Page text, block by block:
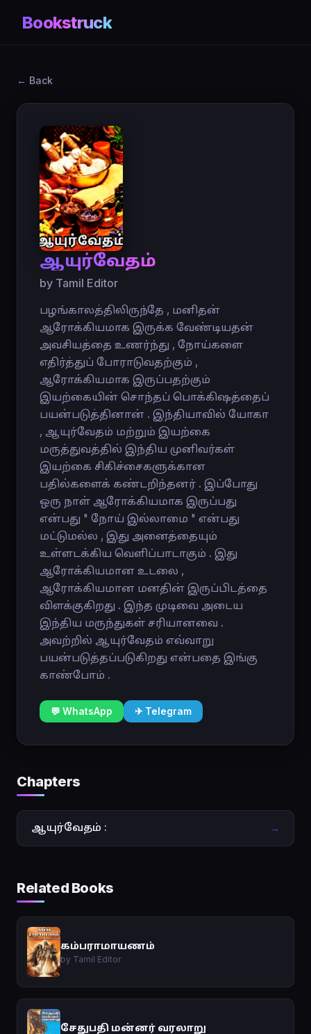
Bookstruck
← Back
ஆயுர்வேதம்
by Tamil Editor
பழங்காலத்திலிருந்தே , மனிதன்
ஆரோக்கியமாக இருக்க வேண்டியதன்
அவசியத்தை உணர்ந்து , நோய்களை
எதிர்த்துப் போராடுவதற்கும் ,
ஆரோக்கியமாக இருப்பதற்கும்
இயற்கையின் சொந்தப் பொக்கிஷத்தைப்
பயன்படுத்தினான் . இந்தியாவில் யோகா
, ஆயுர்வேதம் மற்றும் இயற்கை
மருத்துவத்தில் இந்திய முனிவர்கள்
இயற்கை சிகிச்சைகளுக்கான
பதில்களைக் கண்டறிந்தனர் . இப்போது
ஒரு நாள் ஆரோக்கியமாக இருப்பது
என்பது " நோய் இல்லாமை " என்பது
மட்டுமல்ல , இது அனைத்தையும்
உள்ளடக்கிய வெளிப்பாடாகும் . இது
ஆரோக்கியமான உடலை ,
ஆரோக்கியமான மனதின் இருப்பிடத்தை
விளக்குகிறது . இந்த முடிவை அடைய
இந்திய மருந்துகள் சரியானவை .
அவற்றில் ஆயுர்வேதம் எவ்வாறு
பயன்படுத்தப்படுகிறது என்பதை இங்கு
காண்போம் .
💬 WhatsApp ✈ Telegram
Chapters
ஆயுர்வேதம் : →
Related Books
கம்பராமாயணம்
by Tamil Editor
சேதுபதி மன்னர் வரலாறு